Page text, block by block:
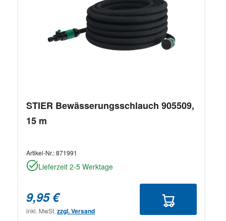
STIER Bewässerungsschlauch 905509,
15 m
Artikel-Nr.:871991
Lieferzeit 2-5 Werktage
9,95 €
inkl. MwSt. zzgl. Versand